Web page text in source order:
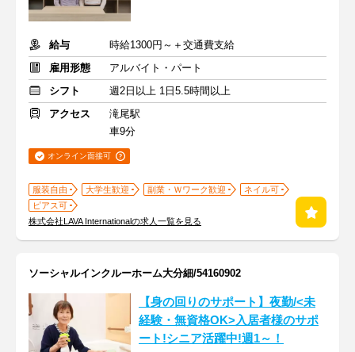
給与
時給1300円～＋交通費支給
雇用形態
アルバイト・パート
シフト
週2日以上 1日5.5時間以上
アクセス
滝尾駅
車9分
オンライン面接可
服装自由 大学生歓迎 副業・Ｗワーク歓迎
ネイル可
ピアス可
株式会社LAVA Internationalの求人一覧を見る
ソーシャルインクルーホーム大分細/54160902
【身の回りのサポート】夜勤/<未
経験・無資格OK>入居者様のサポ
ート!シニア活躍中!週1～！